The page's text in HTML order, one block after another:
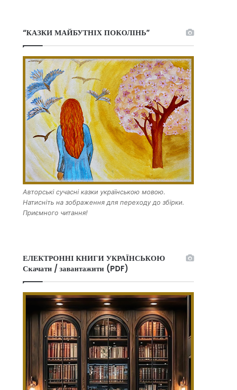
“КАЗКИ МАЙБУТНІХ ПОКОЛІНЬ”
Авторські сучасні казки українською мовою.
Натисніть на зображення для переходу до збірки.
Приємного читання!
ЕЛЕКТРОННІ КНИГИ УКРАЇНСЬКОЮ
Скачати / завантажити (PDF)